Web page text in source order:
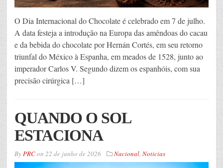
O Dia Internacional do Chocolate é celebrado em 7 de julho.
A data festeja a introdução na Europa das amêndoas do cacau
e da bebida do chocolate por Hernán Cortés, em seu retorno
triunfal do México à Espanha, em meados de 1528, junto ao
imperador Carlos V. Segundo dizem os espanhóis, com sua
precisão cirúrgica […]
QUANDO O SOL
ESTACIONA
ByPRCon 22 de junho de 2026 Nacional, Noticias